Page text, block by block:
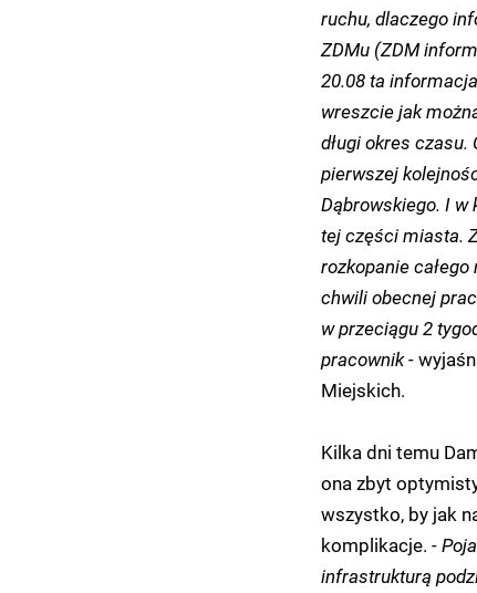
ruchu, dlaczego
ZDMu (ZDM
20.08 ta
wreszcie jak
długi okres
pierwszej
Dąbrowskiego. I w
tej części miasta.
rozkopanie
chwili obecnej
w przeciągu 2
pracownik -
Miejskich.
Kilka dni temu
ona zbyt
wszystko, by jak
komplikacje. -
infrastrukturą